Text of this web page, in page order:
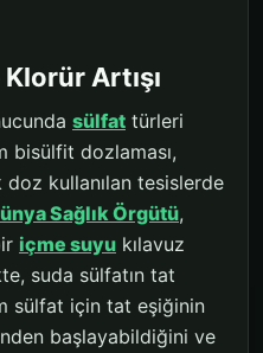
Artışı
sülfat türleri
bisülfit dozlaması,
kullanılan tesislerde
Sağlık Örgütü,
içme suyu kılavuz
suda sülfatın tat
sülfat için tat eşiğinin
başlayabildiğini ve